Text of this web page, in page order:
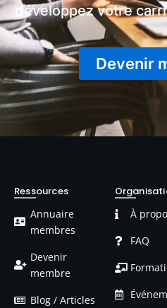
développez votre
Devenir
Ressources
Annuaire
membres
Devenir
membre
Blog / Articles
À
FAQ